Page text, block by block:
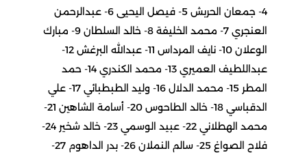
4- جمعان الحربش 5- فيصل اليحيى 6- عبدالرحمن
العنجري 7- محمد الخليفة 8- خالد السلطان 9- مبارك
الوعلان 10- نايف المرداس 11- عبدالله البرغش 12-
عبداللطيف العميري 13- محمد الكندري 14- حمد
المطر 15- محمد الدلال 16- وليد الطبطبائي 17- علي
الدقباسي 18- خالد الطاحوس 20- أسامة الشاهين 21-
محمد الهطلاني 22- عبيد الوسمي 23- خالد شخير 24-
فلاح الصواغ 25- سالم النملان 26- بدر الداهوم 27-